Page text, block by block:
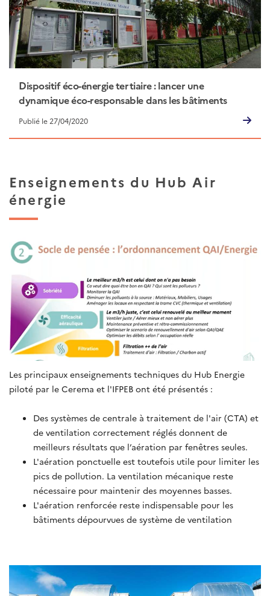
Dispositif éco-énergie tertiaire : lancer une
dynamique éco-responsable dans les bâtiments
Publié le 27/04/2020
Enseignements du Hub Air
énergie
Les principaux enseignements techniques du Hub Energie
piloté par le Cerema et l'IFPEB ont été présentés :
Des systèmes de centrale à traitement de l'air (CTA) et
de ventilation correctement réglés donnent de
meilleurs résultats que l’aération par fenêtres seules.
L'aération ponctuelle est toutefois utile pour limiter les
pics de pollution. La ventilation mécanique reste
nécessaire pour maintenir des moyennes basses.
L'aération renforcée reste indispensable pour les
bâtiments dépourvues de système de ventilation